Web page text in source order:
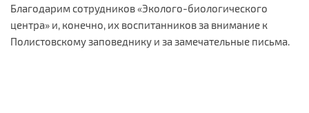
Благодарим сотрудников «Эколого-биологического
центра» и, конечно, их воспитанников за внимание к
Полистовскому заповеднику и за замечательные письма.